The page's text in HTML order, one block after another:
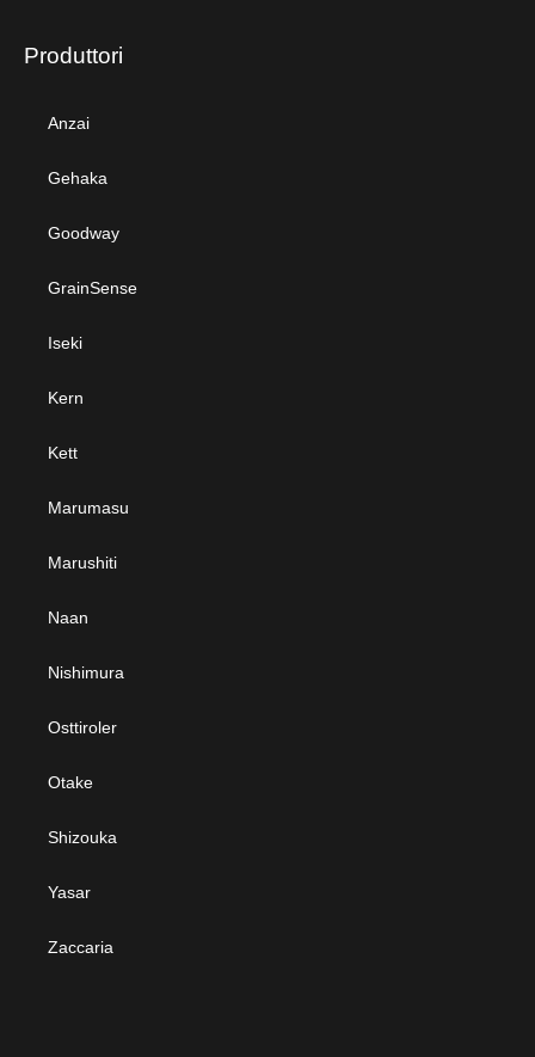
Produttori
Anzai
Gehaka
Goodway
GrainSense
Iseki
Kern
Kett
Marumasu
Marushiti
Naan
Nishimura
Osttiroler
Otake
Shizouka
Yasar
Zaccaria